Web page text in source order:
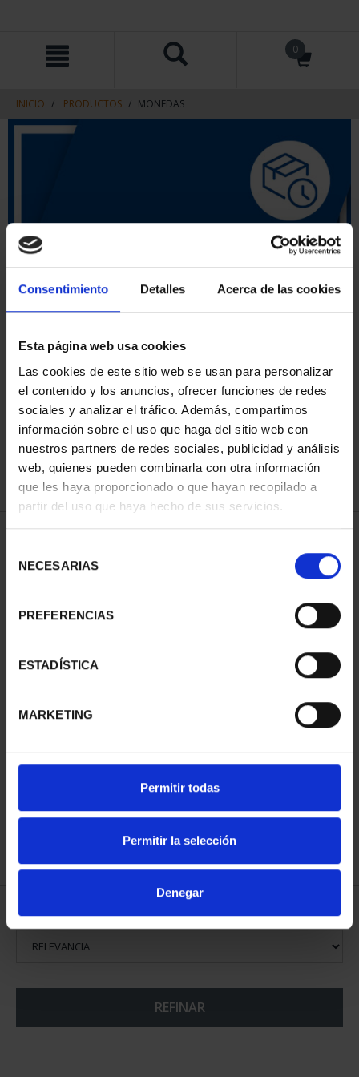
Consentimiento Detalles Acerca de las cookies
Esta página web usa cookies
Las cookies de este sitio web se usan para personalizar
el contenido y los anuncios, ofrecer funciones de redes
sociales y analizar el tráfico. Además, compartimos
información sobre el uso que haga del sitio web con
nuestros partners de redes sociales, publicidad y análisis
web, quienes pueden combinarla con otra información
que les haya proporcionado o que hayan recopilado a
partir del uso que haya hecho de sus servicios.
NECESARIAS
PREFERENCIAS
ESTADÍSTICA
MARKETING
Permitir todas
Permitir la selección
Denegar
contenido
navegacin
0
INICIO PRODUCTOS MONEDAS
ORDENAR POR:
REFINAR
PROCLAMACIÓN FELIPE
VI (2024) 8 REALES
ORDENAR POR:
REFINAR